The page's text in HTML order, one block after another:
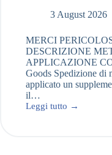
3 August 2026
MERCI
DESCRIZIONE
APPLICAZIONE
Goods Spedizione di
applicato un
il…
Leggi tutto →